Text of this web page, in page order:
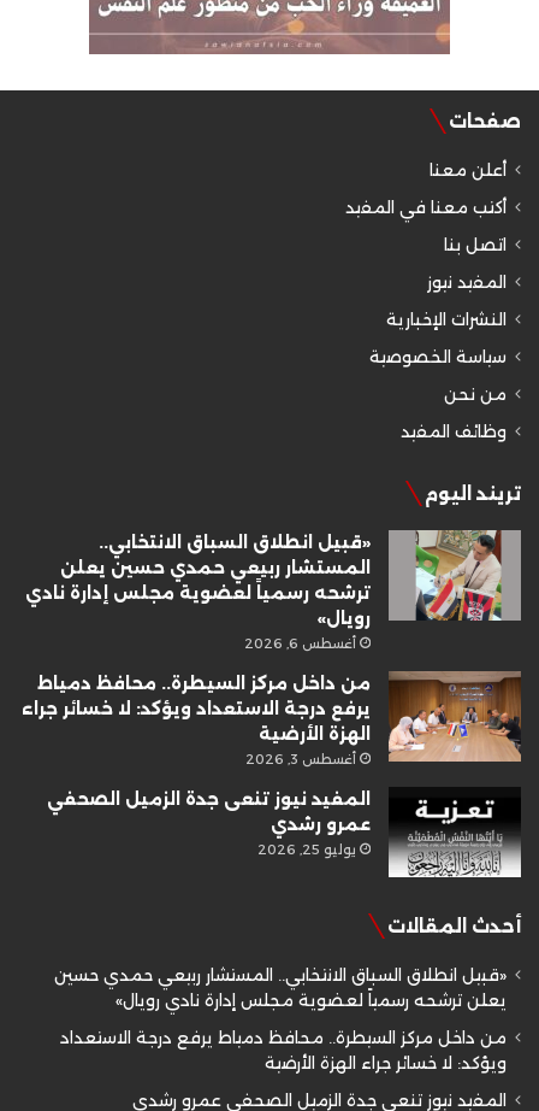
صفحات
أعلن معنا
أكتب معنا في المفيد
اتصل بنا
المفيد نيوز
النشرات الإخبارية
سياسة الخصوصية
من نحن
وظائف المفيد
تريند اليوم
«قبيل انطلاق السباق الانتخابي..
المستشار ربيعي حمدي حسين يعلن
ترشحه رسمياً لعضوية مجلس إدارة نادي
رويال»
أغسطس 6, 2026
من داخل مركز السيطرة.. محافظ دمياط
يرفع درجة الاستعداد ويؤكد: لا خسائر جراء
الهزة الأرضية
أغسطس 3, 2026
المفيد نيوز تنعى جدة الزميل الصحفي
عمرو رشدي
يوليو 25, 2026
أحدث المقالات
«قبيل انطلاق السباق الانتخابي.. المستشار ربيعي حمدي حسين
يعلن ترشحه رسمياً لعضوية مجلس إدارة نادي رويال»
من داخل مركز السيطرة.. محافظ دمياط يرفع درجة الاستعداد
ويؤكد: لا خسائر جراء الهزة الأرضية
المفيد نيوز تنعى جدة الزميل الصحفي عمرو رشدي